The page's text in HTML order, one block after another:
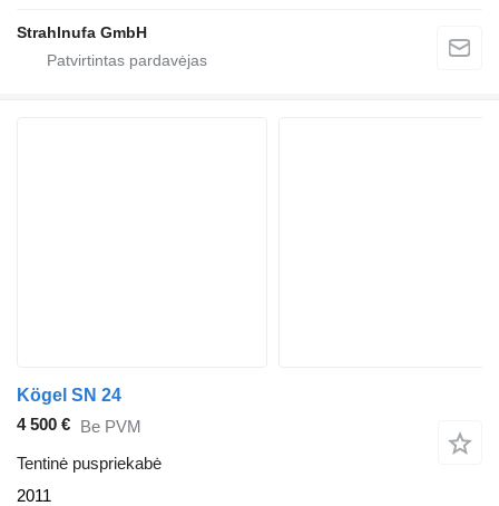
Strahlnufa GmbH
Kögel SN 24
4 500 € Be PVM
Tentinė puspriekabė
2011